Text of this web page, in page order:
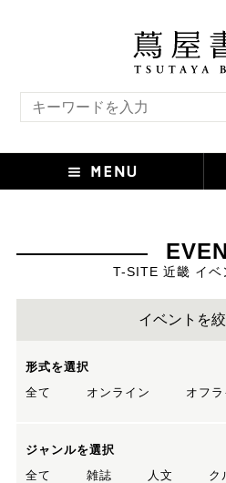
T-SITE 近畿 イベ
イベントを
形式を選択
全て
オンライン オフラ
ジャンルを選択
全て
雑誌 人文
ク